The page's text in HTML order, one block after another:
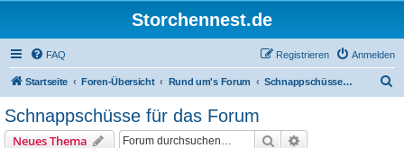
Storchennest.de
FAQ Anmelden
Registrieren
Startseite Foren-Übersicht Rund um's Forum Schnappschüsse für das Forum
Schnappschüsse für das Forum
Neues Thema Suche